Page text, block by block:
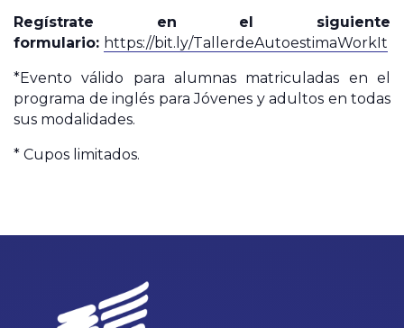
Regístrate en el siguiente
formulario: https://bit.ly/TallerdeAutoestimaWorkIt
*Evento válido para alumnas matriculadas en el
programa de inglés para Jóvenes y adultos en todas
sus modalidades.
* Cupos limitados.